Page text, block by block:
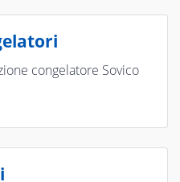
congelatore Sovico